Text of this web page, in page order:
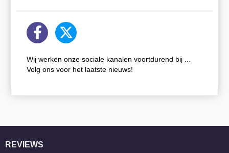
Wij werken onze sociale kanalen voortdurend bij ...
Volg ons voor het laatste nieuws!
REVIEWS